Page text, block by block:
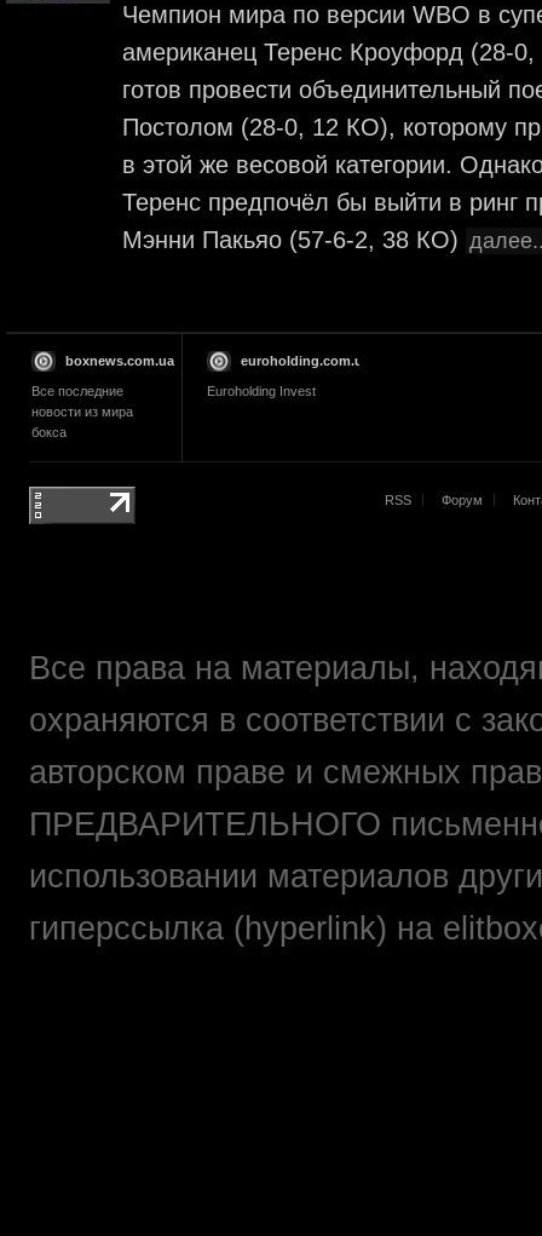
Чемпион мира по версии WBO в
американец Теренс Кроуфорд (28-
готов провести объединительный
Постолом (28-0, 12 КО), которому
в этой же весовой категории.
Теренс предпочёл бы выйти в ринг
Мэнни Пакьяо (57-6-2, 38 КО)
boxnews.com.ua
Все последние
новости из мира
бокса
euroholding.com.ua
Euroholding Invest
RSS Форум
Все права на материалы,
охраняются в соответствии с
авторском праве и смежных
ПРЕДВАРИТЕЛЬНОГО
использовании материалов
гиперссылка (hyperlink) на